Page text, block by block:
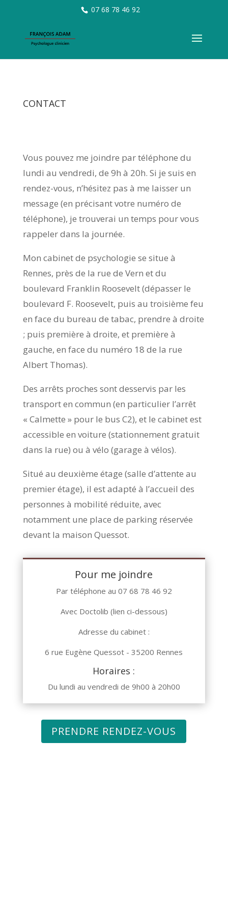
07 68 78 46 92
CONTACT
Vous pouvez me joindre par téléphone du
lundi au vendredi, de 9h à 20h. Si je suis en
rendez-vous, n’hésitez pas à me laisser un
message (en précisant votre numéro de
téléphone), je trouverai un temps pour vous
rappeler dans la journée.
Mon cabinet de psychologie se situe à
Rennes, près de la rue de Vern et du
boulevard Franklin Roosevelt (dépasser le
boulevard F. Roosevelt, puis au troisième feu
en face du bureau de tabac, prendre à droite
; puis première à droite, et première à
gauche, en face du numéro 18 de la rue
Albert Thomas).
Des arrêts proches sont desservis par les
transport en commun (en particulier l’arrêt
« Calmette » pour le bus C2), et le cabinet est
accessible en voiture (stationnement gratuit
dans la rue) ou à vélo (garage à vélos).
Situé au deuxième étage (salle d’attente au
premier étage), il est adapté à l’accueil des
personnes à mobilité réduite, avec
notamment une place de parking réservée
devant la maison Quessot.
Pour me joindre
Par téléphone au 07 68 78 46 92
Avec Doctolib (lien ci-dessous)
​Adresse du cabinet :​
6 rue Eugène Quessot - 35200 Rennes
​Horaires :
Du lundi au vendredi de 9h00 à 20h00
PRENDRE RENDEZ-VOUS